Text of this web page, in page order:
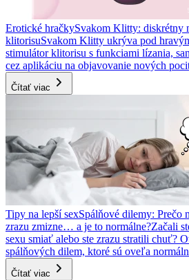
Erotické hračkySvakom Klitty: diskrétny
klitorisuSvakom Klitty ukrýva pod
stimulátor klitorisu s funkciami lízania,
cez aplikáciu na objavovanie nových
Čítať viac
Tipy na lepší sexSpálňové dilemy: Prečo
zrazu zmizne… a je to normálne?Začali
sexu smiať alebo ste zrazu stratili chuť?
spálňových dilem, ktoré sú oveľa
Čítať viac